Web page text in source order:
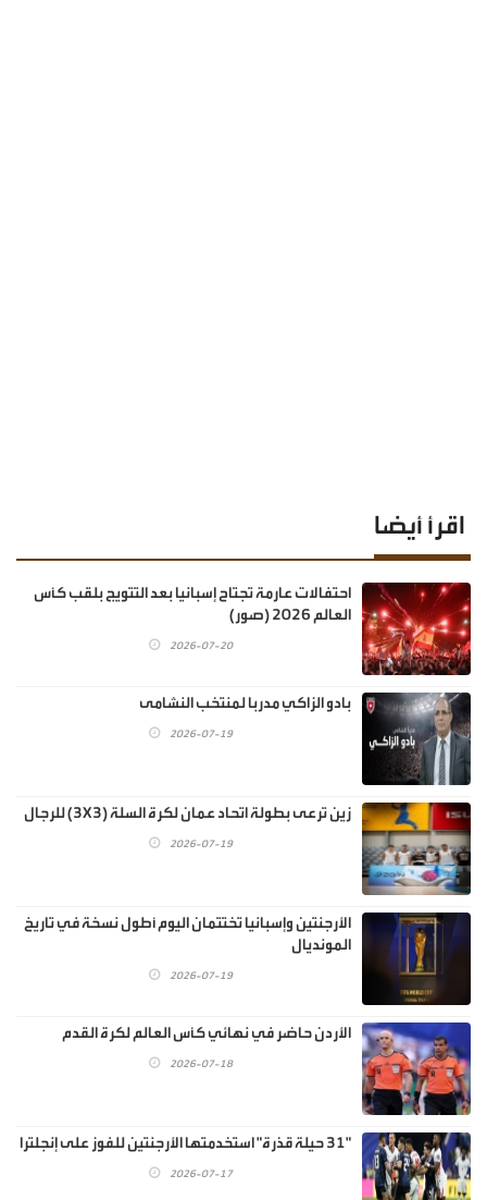
اقرأ أيضا
احتفالات عارمة تجتاح إسبانيا بعد التتويج بلقب كأس
العالم 2026 (صور)
2026-07-20
بادو الزاكي مدربا لمنتخب النشامى
2026-07-19
زين ترعى بطولة اتحاد عمان لكرة السلة (3X3) للرجال
2026-07-19
الأرجنتين وإسبانيا تختتمان اليوم أطول نسخة في تاريخ
المونديال
2026-07-19
الأردن حاضر في نهائي كأس العالم لكرة القدم
2026-07-18
"31 حيلة قذرة" استخدمتها الأرجنتين للفوز على إنجلترا
2026-07-17